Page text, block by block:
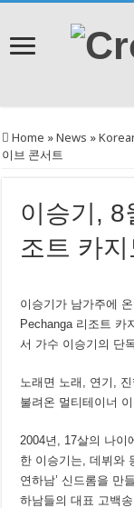
Home »News »
이브 콘서트
이승기, 8
조트 카
이승기가 남가주에
Pechanga 리조트 카
서 가수 이승기의 단
노래면 노래, 연기,
불려온 멀티테이너
2004년, 17살의 나이
한 이승기는, 데뷔와
연하남’ 신드롬을 만
하남들의 대표 고백